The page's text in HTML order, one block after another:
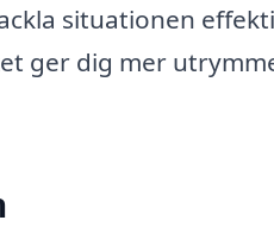
situationen
ger dig mer